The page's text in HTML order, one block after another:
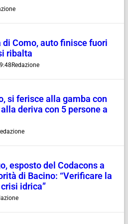
di Como, auto finisce fuori
ribalta
Redazione
si ferisce alla gamba con
alla deriva con 5 persone a
esposto del Codacons a
di Bacino: “Verificare la
idrica”